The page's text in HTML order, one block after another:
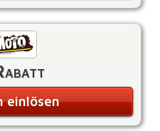
einlösen